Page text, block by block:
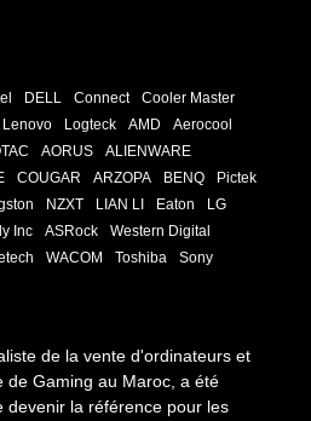
DELL Connect
Cooler Master
Lenovo Logteck AMD
Aerocool
AORUS
ALIENWARE
COUGAR ARZOPA BENQ
Pictek
NZXT LIAN LI Eaton
LG
Inc ASRock
Western Digital
WACOM Toshiba Sony
de la vente d'ordinateurs et
de Gaming au Maroc, a été
devenir la référence pour les